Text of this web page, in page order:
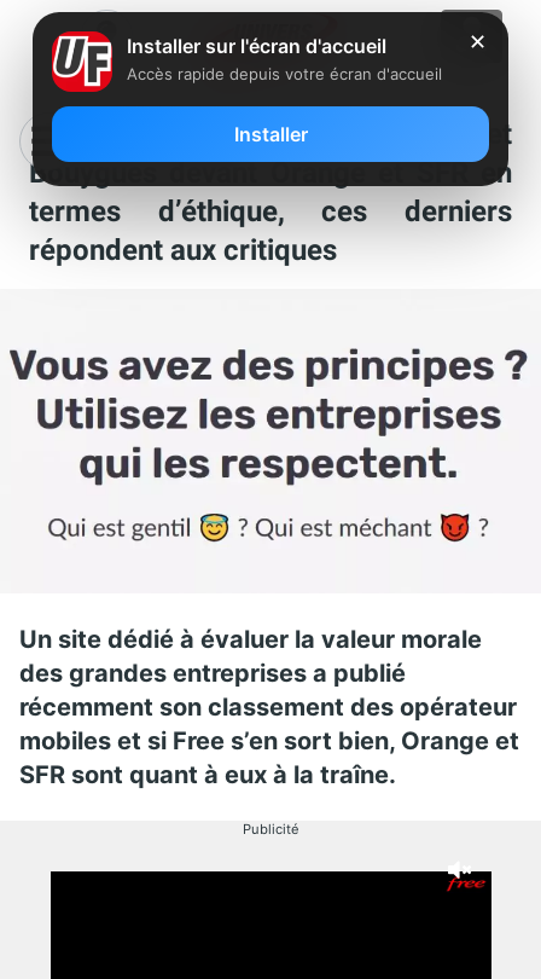
Un site place Free Mobile et
Bouygues devant Orange et SFR en
termes d’éthique, ces derniers
répondent aux critiques
Un site dédié à évaluer la valeur morale
des grandes entreprises a publié
récemment son classement des opérateur
mobiles et si Free s’en sort bien, Orange et
SFR sont quant à eux à la traîne.
Publicité
✕
Installer sur l'écran d'accueil
Accès rapide depuis votre écran d'accueil
Installer